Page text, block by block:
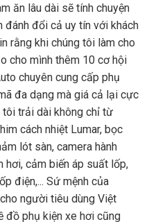
ăn lâu dài sẽ tính chuyện
đổi cả uy tín với khách
rằng khi chúng tôi làm cho
cho mình thêm 10 cơ hội
chuyên cung cấp phụ
đa dạng mà giá cả lại cực
tôi trải dài không chỉ từ
cách nhiệt Lumar, bọc
lót sàn, camera hành
hơi, cảm biến áp suất lốp,
điện,... Sứ mệnh của
người tiêu dùng Việt
đồ phụ kiện xe hơi cũng